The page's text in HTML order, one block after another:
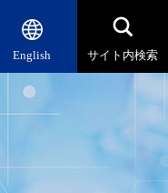
English サイト内検索